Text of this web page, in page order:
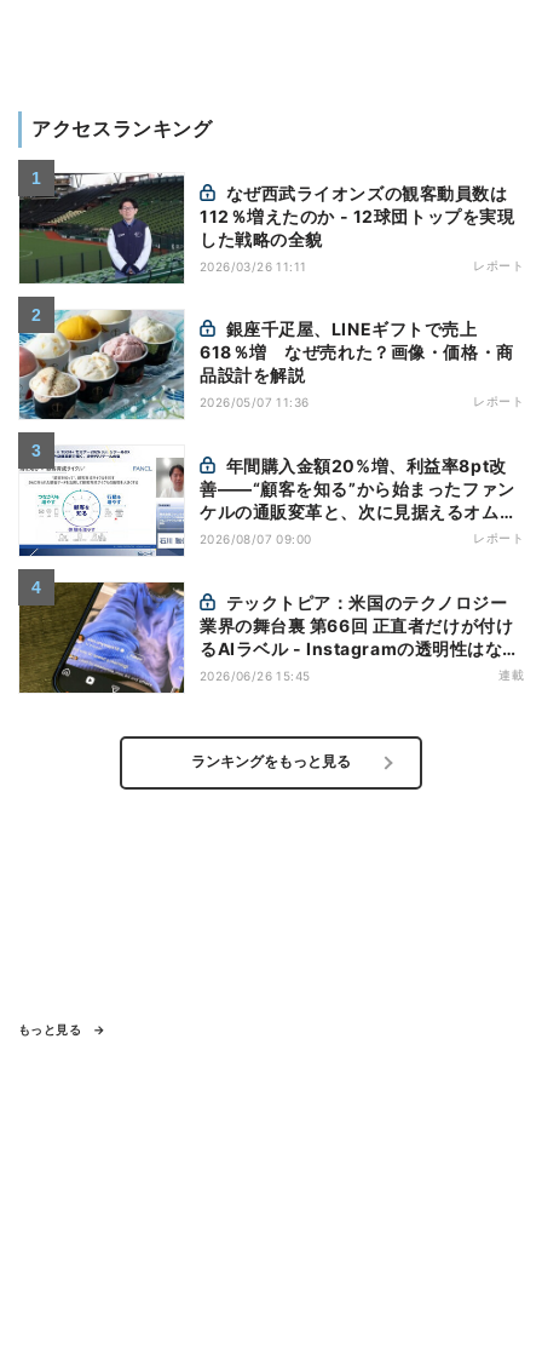
アクセスランキング
112％増えたのか - 12球団トップを実現
した戦略の全貌
2026/03/26 11:11 レポート
618％増 なぜ売れた？画像・価格・商
品設計を解説
2026/05/07 11:36 レポート
善——“顧客を知る”から始まったファン
ケルの通販変革と、次に見据えるオムニ
チャネル
2026/08/07 09:00 レポート
業界の舞台裏 第66回 正直者だけが付け
るAIラベル - Instagramの透明性はなぜ
逆効果になり得るのか
2026/06/26 15:45 連載
ランキングをもっと見る
もっと見る